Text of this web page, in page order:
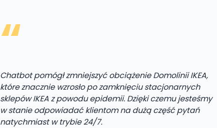
“
Chatbot pomógł zmniejszyć obciążenie Domolinii IKEA,
które znacznie wzrosło po zamknięciu stacjonarnych
sklepów IKEA z powodu epidemii. Dzięki czemu jesteśmy
w stanie odpowiadać klientom na dużą część pytań
natychmiast w trybie 24/7.